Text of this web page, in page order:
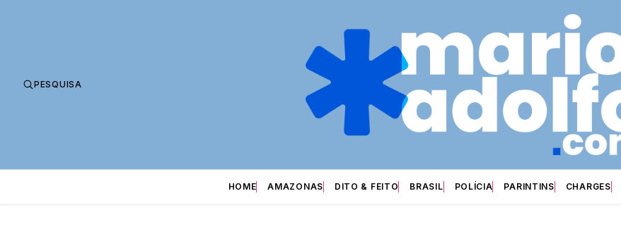
PESQUISA
HOME AMAZONAS DITO & FEITO BRASIL POLÍCIA PARINTINS CHARGES